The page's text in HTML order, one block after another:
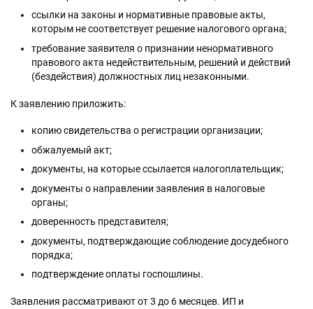
ссылки на законы и нормативные правовые акты,
которым не соответствует решение налогового органа;
требование заявителя о признании ненормативного
правового акта недействительным, решений и действий
(бездействия) должностных лиц незаконными.
К заявлению приложить:
копию свидетельства о регистрации организации;
обжалуемый акт;
документы, на которые ссылается налогоплательщик;
документы о направлении заявления в налоговые
органы;
доверенность представителя;
документы, подтверждающие соблюдение досудебного
порядка;
подтверждение оплаты госпошлины.
Заявления рассматривают от 3 до 6 месяцев. ИП и